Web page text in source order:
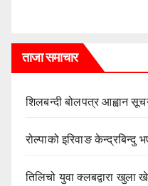
ताजा समाचार
शिलबन्दी बोलपत्र आह्वान
रोल्पाको इरिवाङ केन्द्रबिन्दु
तिलिचो युवा क्लबद्वारा खुला